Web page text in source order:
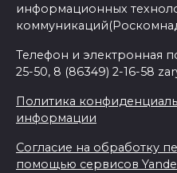
информационных
Телефон и электронная
25-50, 8 (86349) 2-16-58
Политика
информации
Согласие на обработку
помощью сервисов